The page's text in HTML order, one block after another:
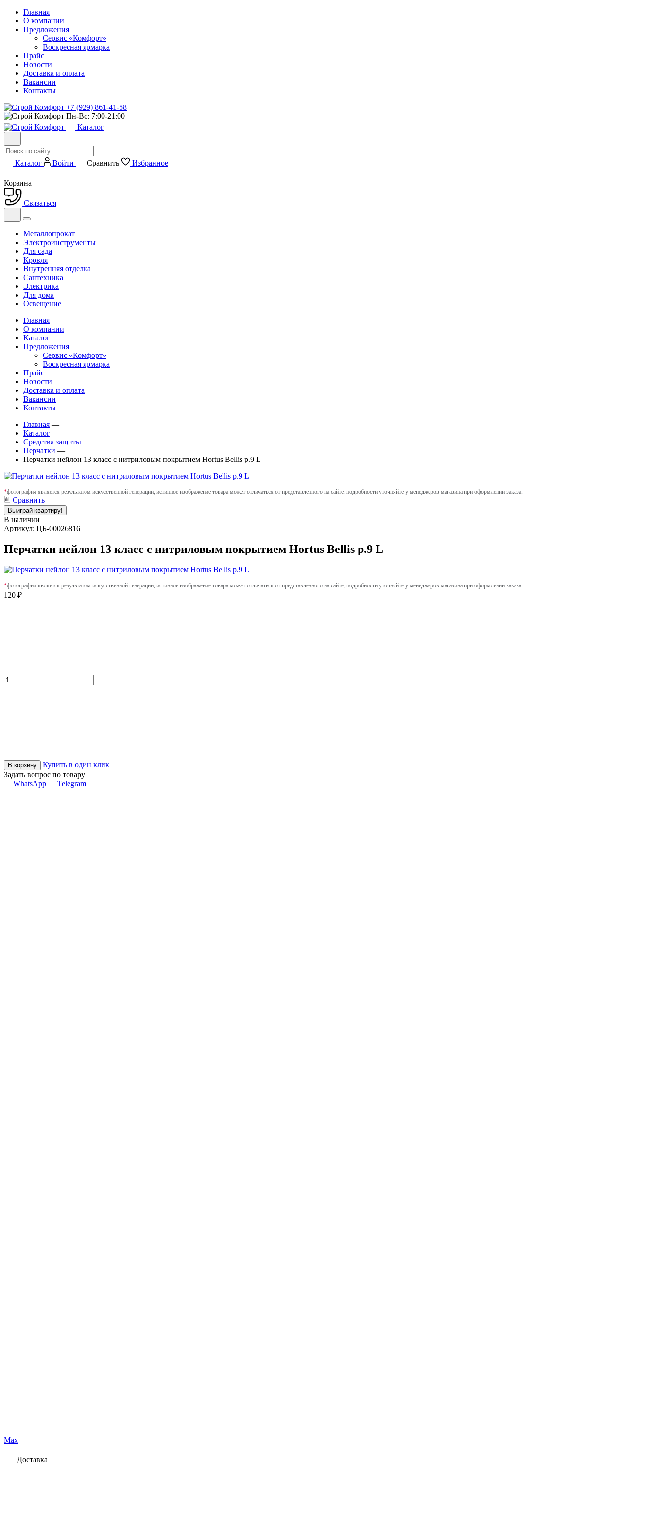
Главная
О компании
Предложения
Сервис «Комфорт»
Воскресная ярмарка
Прайс
Новости
Доставка и оплата
Вакансии
Контакты
+7 (929) 861-41-58
Пн-Вс: 7:00-21:00
Каталог
Каталог Войти Сравнить Избранное
Корзина
Связаться
Металлопрокат
Электроинструменты
Для сада
Кровля
Внутренняя отделка
Сантехника
Электрика
Для дома
Освещение
Главная
О компании
Каталог
Предложения
Сервис «Комфорт»
Воскресная ярмарка
Прайс
Новости
Доставка и оплата
Вакансии
Контакты
Главная —
Каталог —
Средства защиты —
Перчатки —
Перчатки нейлон 13 класс с нитриловым покрытием Hortus Bellis р.9 L
*фотография является результатом искусственной генерации, истинное изображение товара может отличаться от представленного на сайте, подробности уточняйте у менеджеров магазина при оформлении заказа.
Сравнить
Выиграй квартиру!
В наличии
Артикул: ЦБ-00026816
Перчатки нейлон 13 класс с нитриловым покрытием Hortus Bellis р.9 L
*фотография является результатом искусственной генерации, истинное изображение товара может отличаться от представленного на сайте, подробности уточняйте у менеджеров магазина при оформлении заказа.
120 ₽
В корзину
Купить в один клик
Задать вопрос по товару
WhatsApp
Telegram
Max
Доставка